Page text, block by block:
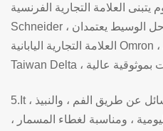
يتبنى العلامة التجارية الفرنسية
Schneider ، المفتاح الكهروضوئي والمرحل الوسيط يعتمدان
العلامة التجارية اليابانية Omron ، و تتبنى PLC العلامة التجارية
5.It يستخدم على نطاق واسع للسائل عن طريق الفم ، والنبيذ ،
، ومناسبة لغطاء المسمار ،